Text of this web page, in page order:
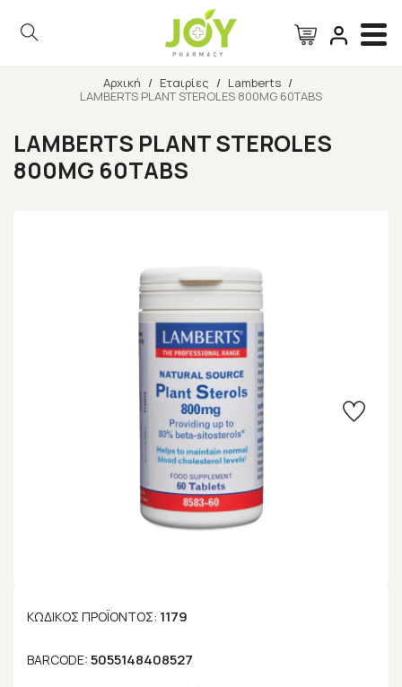
Αρχική / Εταιρίες / Lamberts /
LAMBERTS PLANT STEROLES 800MG 60TABS
LAMBERTS PLANT STEROLES
800MG 60TABS
ΚΩΔΙΚΌΣ ΠΡΟΪΌΝΤΟΣ: 1179
BARCODE: 5055148408527